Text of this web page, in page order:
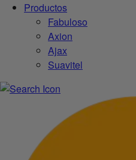
Productos
Fabuloso
Axion
Ajax
Suavitel